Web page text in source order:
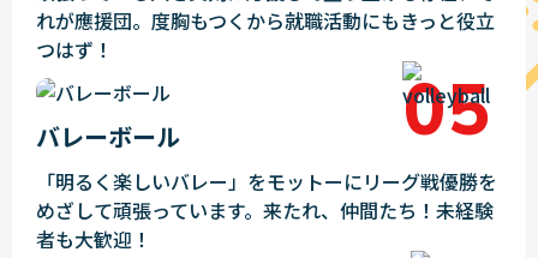
れが應援団。度胸もつくから就職活動にもきっと役立
つはず！
バレーボール
「明るく楽しいバレー」をモットーにリーグ戦優勝を
めざして頑張っています。来たれ、仲間たち！未経験
者も大歓迎！